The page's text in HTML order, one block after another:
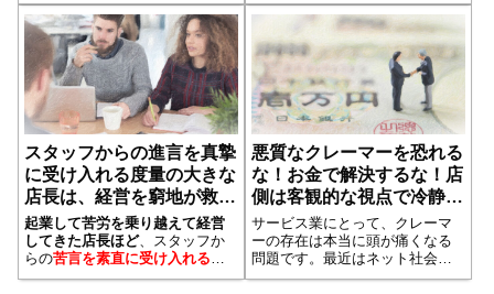
が連日テレビで報道されるなど
して社会問題になりました。特
に理不尽なクレームを言って、
店舗スタッフに土下座させる様
子を投稿...続きを読む
スタッフからの進言を真摯
に受け入れる度量の大きな
店長は、経営を窮地が救う
ことができる
起業して苦労を乗り越えて経営
してきた店長ほど、スタッフか
らの苦言を素直に受け入れるこ
とは心理的に難しいのではない
悪質なクレーマーを恐れる
な！お金で解決するな！店
側は客観的な視点で冷静に
対応することが大事
サービス業にとって、クレーマ
ーの存在は本当に頭が痛くなる
問題です。最近はネット社会に
なり匿名での誹講中傷が簡単に